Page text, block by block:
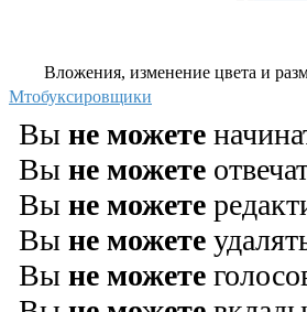
Вложения, изменение цвета и
Мтобуксировщики
Вы не можете
Вы не можете
Вы не можете
Вы не можете
Вы не можете